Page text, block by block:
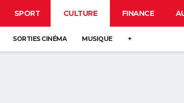
SPORT CULTURE FINANCE
SORTIES CINÉMA MUSIQUE +